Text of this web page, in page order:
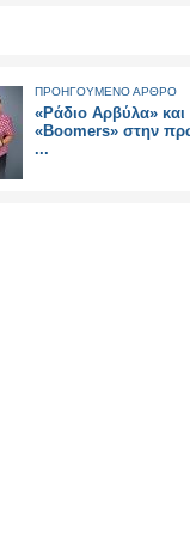
ΠΡΟΗΓΟΥΜΕΝΟ ΑΡΘΡΟ
«Ράδιο Αρβύλα» και
«Boomers» στην
...